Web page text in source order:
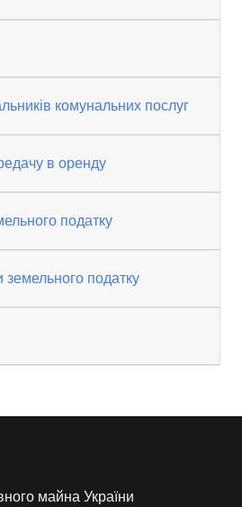
комунальних послуг
в оренду
податку
земельного податку
майна України